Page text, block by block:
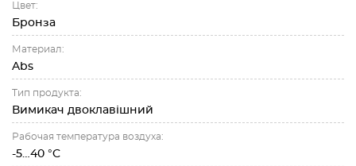
Цвет:
Бронза
Материал:
Abs
Тип продукта:
Вимикач двоклавішний
Рабочая температура воздуха:
-5…40 °C